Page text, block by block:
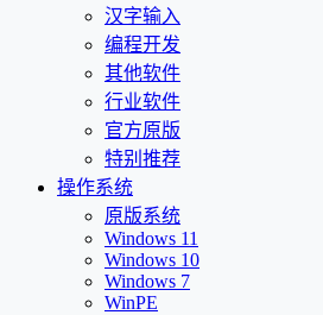
汉字输入
编程开发
其他软件
行业软件
官方原版
特别推荐
操作系统
原版系统
Windows 11
Windows 10
Windows 7
WinPE